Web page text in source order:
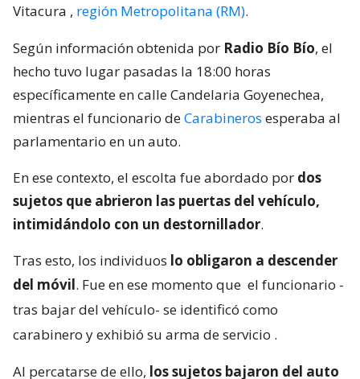
Vitacura , región Metropolitana (RM).
Según información obtenida por Radio Bío Bío, el
hecho tuvo lugar pasadas la 18:00 horas
específicamente en calle Candelaria Goyenechea,
mientras el funcionario deCarabineros esperaba al
parlamentario en un auto.
En ese contexto, el escolta fue abordado por dos
sujetos que abrieron las puertas del vehículo,
intimidándolo con un destornillador.
Tras esto, los individuos lo obligaron a descender
del móvil. Fue en ese momento que el funcionario -
tras bajar del vehículo- se identificó como
carabinero y exhibió su arma de servicio .
Al percatarse de ello, los sujetos bajaron del auto